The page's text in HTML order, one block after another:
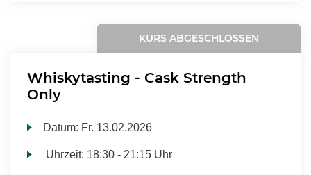
KURS ABGESCHLOSSEN
Whiskytasting - Cask Strength
Only
Datum: Fr. 13.02.2026
Uhrzeit: 18:30 - 21:15 Uhr